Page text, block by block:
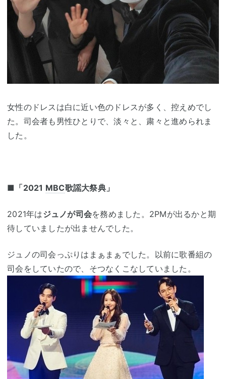
女性のドレスは白に近い色のドレスが多く、控えめでし
た。司会者も男性ひとりで、淡々と、粛々と進められま
した。
■ 「2021 MBC歌謡大祭典」
2021年はジュノが司会を務めました。2PMが出るかと期
待していましたが出ませんでした。
ジュノの司会っぷりはまぁまぁでした。以前に歌番組の
司会をしていたので、そつなくこなしていました。